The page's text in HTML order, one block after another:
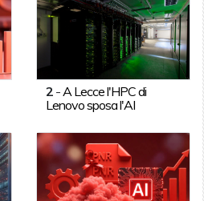
2 -A Lecce l'HPC di
Lenovo sposa l'AI